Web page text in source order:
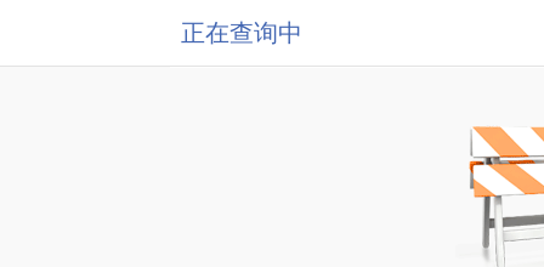
正在查询中